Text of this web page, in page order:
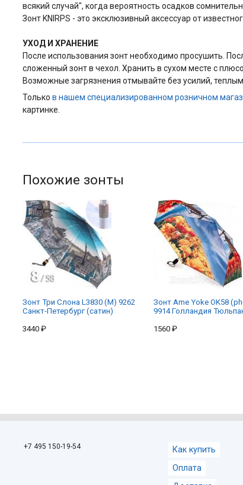
всякий случай", когда вероятность осадков
Зонт KNIRPS - это эксклюзивный аксессуар от
УХОД И ХРАНЕНИЕ
После использования зонт необходимо просушить.
сложенный зонт в чехол. Хранить в сухом месте с
Возможные загрязнения отмывайте без усилий,
Тольков нашем специализированном розничном
картинке.
Похожие зонты
Зонт Три Слона L3830 (M) 9262
Санкт-Петербург (сатин)
3440 ₽
Зонт Ame Yoke OK58
9914 Голландия
1560 ₽
+7 495 150-19-54
Как купить
Оплата